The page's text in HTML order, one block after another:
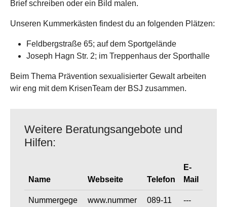
Brief schreiben oder ein Bild malen.
Unseren Kummerkästen findest du an folgenden Plätzen:
Feldbergstraße 65; auf dem Sportgelände
Joseph Hagn Str. 2; im Treppenhaus der Sporthalle
Beim Thema Prävention sexualisierter Gewalt arbeiten
wir eng mit dem KrisenTeam der BSJ zusammen.
Weitere Beratungsangebote und
Hilfen:
Name Webseite Telefon
E-
Mail
Nummergege
www.nummer
089-11
---